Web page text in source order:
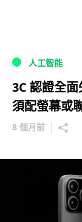
人工智能
3C 認證全
須配螢幕或
8 個月前